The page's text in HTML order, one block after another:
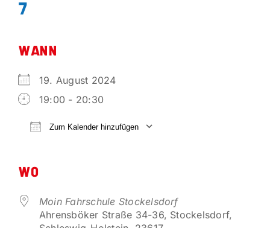
AUSBILDUNGSFAHRSCHULE
VORTEILSPARTNER
7
WANN
19. August 2024
19:00 - 20:30
Zum Kalender hinzufügen
WO
Moin Fahrschule Stockelsdorf
Ahrensböker Straße 34-36, Stockelsdorf,